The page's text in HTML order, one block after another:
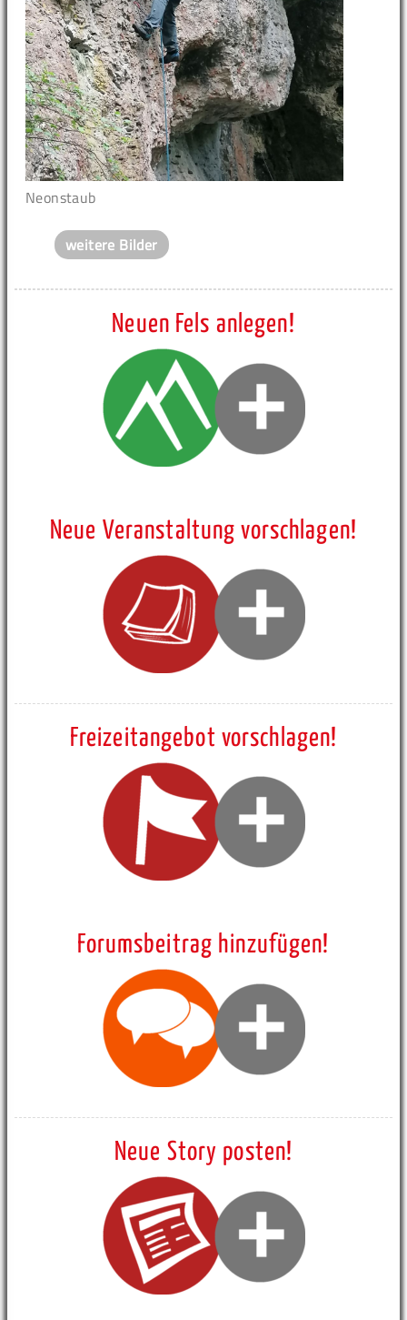
Neonstaub
weitere Bilder
Neuen Fels anlegen!
Neue Veranstaltung vorschlagen!
Freizeitangebot vorschlagen!
Forumsbeitrag hinzufügen!
Neue Story posten!